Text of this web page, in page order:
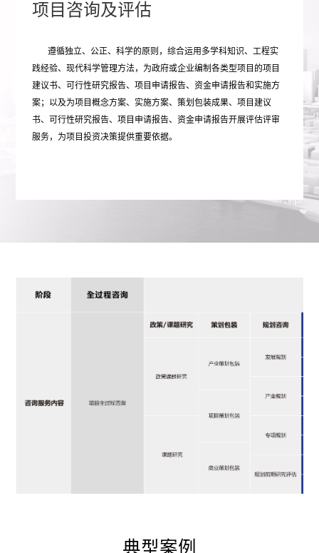
项目咨询及评估
遵循独立、公正、科学的原则，综合运用多学科知识、工程实
践经验、现代科学管理方法，为政府或企业编制各类型项目的项目
建议书、可行性研究报告、项目申请报告、资金申请报告和实施方
案；以及为项目概念方案、实施方案、策划包装成果、项目建议
书、可行性研究报告、项目申请报告、资金申请报告开展评估评审
服务，为项目投资决策提供重要依据。
典型案例